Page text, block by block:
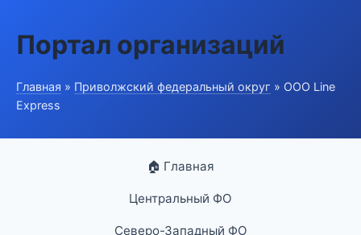
Портал организаций
Главная » Приволжский федеральный округ » ООО Line
Express
🏠 Главная
Центральный ФО
Северо-Западный ФО